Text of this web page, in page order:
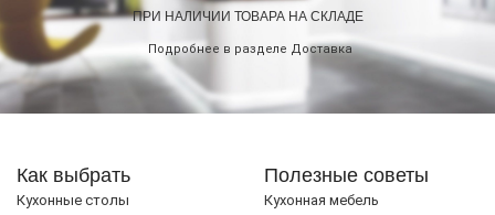
ПРИ НАЛИЧИИ ТОВАРА НА СКЛАДЕ
Подробнее в разделе Доставка
Как выбрать
Кухонные столы
Полезные советы
Кухонная мебель